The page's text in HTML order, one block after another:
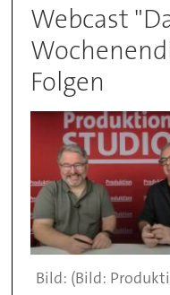
Webcast
Folgen
(Bild: